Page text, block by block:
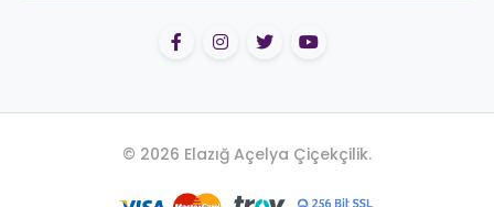
© 2026 Elazığ Açelya Çiçekçilik.